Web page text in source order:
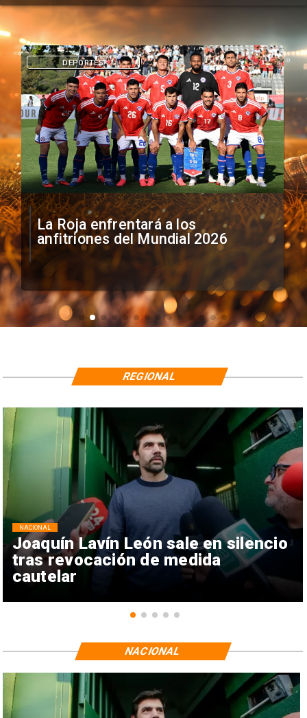
La Roja enfrentará a los
anfitriones del Mundial 2026
DEPORTES
Joaquín Lavín León sale en silencio
tras revocación de medida
cautelar
NACIONAL
REGIONAL
NACIONAL